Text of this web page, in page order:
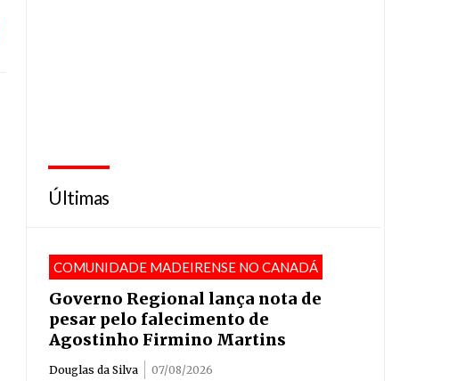
Últimas
COMUNIDADE MADEIRENSE NO CANADÁ
Governo Regional lança nota de
pesar pelo falecimento de
Agostinho Firmino Martins
Douglas da Silva 07/08/2026